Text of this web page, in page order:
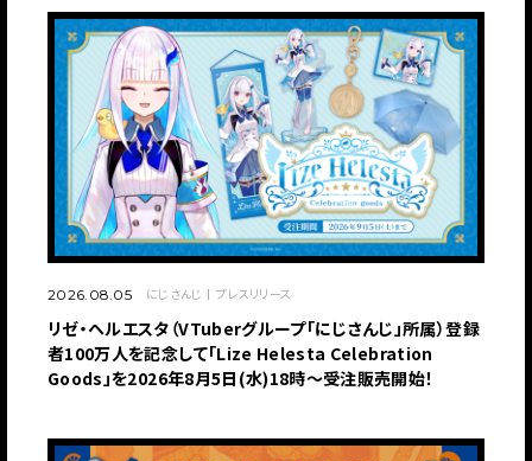
2026.08.05 にじさんじ プレスリリース
リゼ・ヘルエスタ（VTuberグループ「にじさんじ」所属）登録
者100万人を記念して「Lize Helesta Celebration
Goods」を2026年8月5日(水)18時～受注販売開始！